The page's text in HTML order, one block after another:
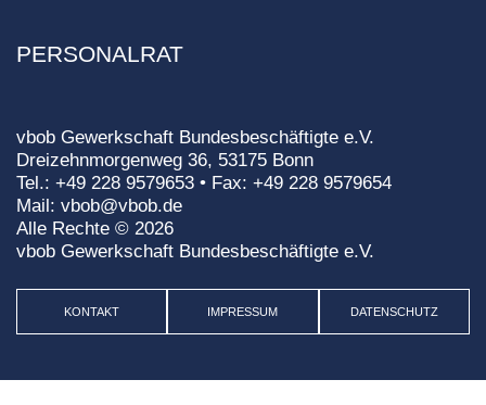
PERSONALRAT
vbob Gewerkschaft Bundesbeschäftigte e.V.
Dreizehnmorgenweg 36, 53175 Bonn
Tel.: +49 228 9579653 • Fax: +49 228 9579654
Mail: vbob@vbob.de
Alle Rechte © 2026
vbob Gewerkschaft Bundesbeschäftigte e.V.
KONTAKT IMPRESSUM DATENSCHUTZ